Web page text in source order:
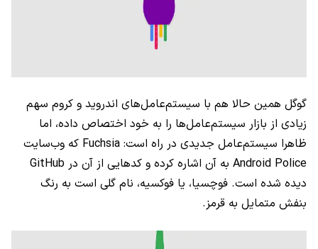
گوگل همین حالا هم با سیستم‌عامل‌های اندروید و کروم سهم
زیادی از بازار سیستم‌عامل‌ها را به خود اختصاص داده، اما
ظاهرا سیستم‌عامل جدیدی در راه است: Fuchsia که وب‌سایت
Android Police به آن اشاره کرده و کدهایی از آن در GitHub
دیده شده است. فوچسیا، یا فوکسیه، نام گلی است به رنگ
بنفش متمایل به قرمز.